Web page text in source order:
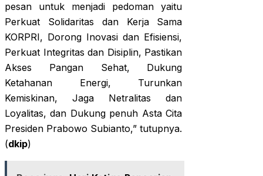
pesan untuk menjadi pedoman yaitu
Perkuat Solidaritas dan Kerja Sama
KORPRI, Dorong Inovasi dan Efisiensi,
Perkuat Integritas dan Disiplin, Pastikan
Akses Pangan Sehat, Dukung
Ketahanan Energi, Turunkan
Kemiskinan, Jaga Netralitas dan
Loyalitas, dan Dukung penuh Asta Cita
Presiden Prabowo Subianto,” tutupnya.
(dkip)